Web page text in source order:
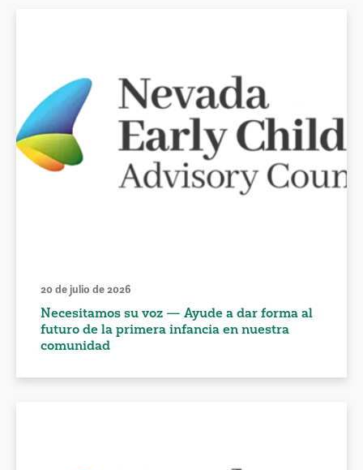
20 de julio de 2026
Necesitamos su voz — Ayude a dar forma al
futuro de la primera infancia en nuestra
comunidad